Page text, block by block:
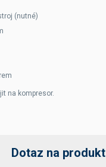
(nutné)
na kompresor.
Dotaz na produkt